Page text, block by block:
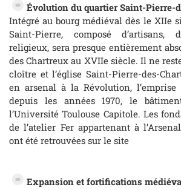
Évolution du quartier Saint-Pierre-
Intégré au bourg médiéval dès le XIIe
Saint-Pierre, composé d’artisans,
religieux, sera presque entièrement
des Chartreux au XVIIe siècle. Il ne
cloître et l’église Saint-Pierre-des-
en arsenal à la Révolution,
depuis les années 1970, le
l’Université Toulouse Capitole. Les
de l’atelier Fer appartenant à
ont été retrouvées sur le site
Expansion et fortifications